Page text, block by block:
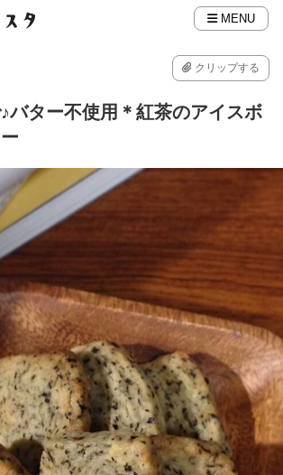
MENU
クリップする
♪バター不使用＊紅茶のアイスボ